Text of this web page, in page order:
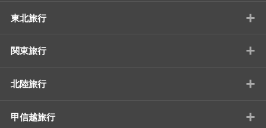
東北旅行 +
関東旅行 +
北陸旅行 +
甲信越旅行 +